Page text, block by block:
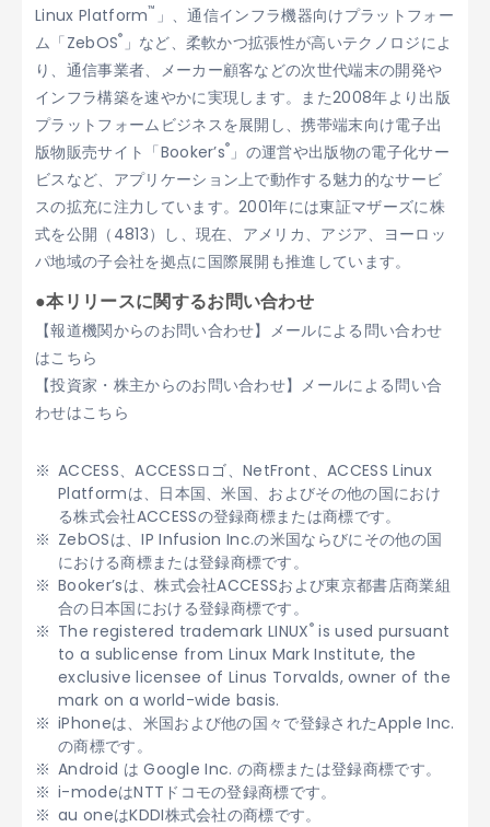
Linux Platform™ 」、通信インフラ機器向けプラットフォー
ム「ZebOS® 」など、柔軟かつ拡張性が高いテクノロジによ
り、通信事業者、メーカー顧客などの次世代端末の開発や
インフラ構築を速やかに実現します。また2008年より出版
プラットフォームビジネスを展開し、携帯端末向け電子出
版物販売サイト「Booker’s®」の運営や出版物の電子化サー
ビスなど、アプリケーション上で動作する魅力的なサービ
スの拡充に注力しています。2001年には東証マザーズに株
式を公開（4813）し、現在、アメリカ、アジア、ヨーロッ
パ地域の子会社を拠点に国際展開も推進しています。
●本リリースに関するお問い合わせ
【報道機関からのお問い合わせ】メールによる問い合わせ
はこちら
【投資家・株主からのお問い合わせ】メールによる問い合
わせはこちら
ACCESS、ACCESSロゴ、NetFront、ACCESS Linux
Platformは、日本国、米国、およびその他の国におけ
る株式会社ACCESSの登録商標または商標です。
ZebOSは、IP Infusion Inc.の米国ならびにその他の国
における商標または登録商標です。
Booker’sは、株式会社ACCESSおよび東京都書店商業組
合の日本国における登録商標です。
The registered trademark LINUX®is used pursuant
to a sublicense from Linux Mark Institute, the
exclusive licensee of Linus Torvalds, owner of the
mark on a world-wide basis.
iPhoneは、米国および他の国々で登録されたApple Inc.
の商標です。
Android は Google Inc. の商標または登録商標です。
i-modeはNTTドコモの登録商標です。
au oneはKDDI株式会社の商標です。